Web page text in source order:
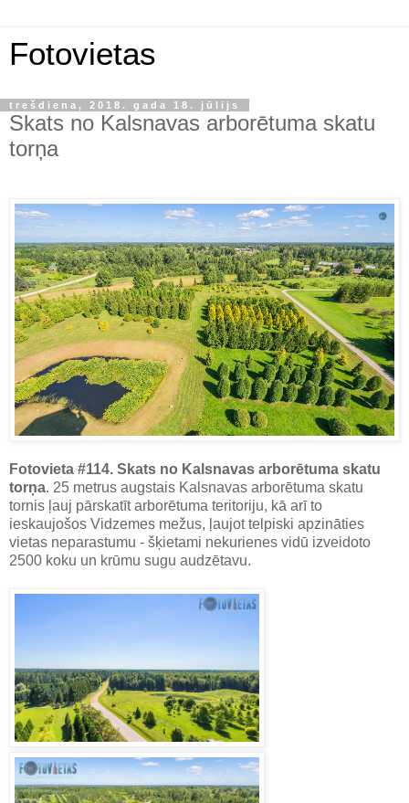
Fotovietas
trešdiena, 2018. gada 18. jūlijs
Skats no Kalsnavas arborētuma skatu
torņa
Fotovieta #114. Skats no Kalsnavas arborētuma skatu
torņa. 25 metrus augstais Kalsnavas arborētuma skatu
tornis ļauj pārskatīt arborētuma teritoriju, kā arī to
ieskaujošos Vidzemes mežus, ļaujot telpiski apzināties
vietas neparastumu - šķietami nekurienes vidū izveidoto
2500 koku un krūmu sugu audzētavu.